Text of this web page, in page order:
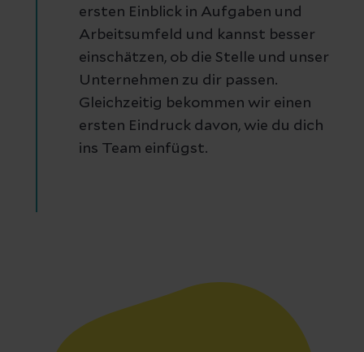
ersten Einblick in Aufgaben und
Arbeitsumfeld und kannst besser
einschätzen, ob die Stelle und unser
Unternehmen zu dir passen.
Gleichzeitig bekommen wir einen
ersten Eindruck davon, wie du dich
ins Team einfügst.